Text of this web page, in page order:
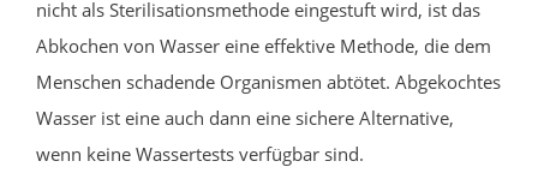
nicht als Sterilisationsmethode eingestuft wird, ist das
Abkochen von Wasser eine effektive Methode, die dem
Menschen schadende Organismen abtötet. Abgekochtes
Wasser ist eine auch dann eine sichere Alternative,
wenn keine Wassertests verfügbar sind.